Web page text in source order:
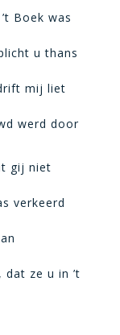
Boek was
u thans
mij liet
werd door
gij niet
verkeerd
dat ze u in ’t